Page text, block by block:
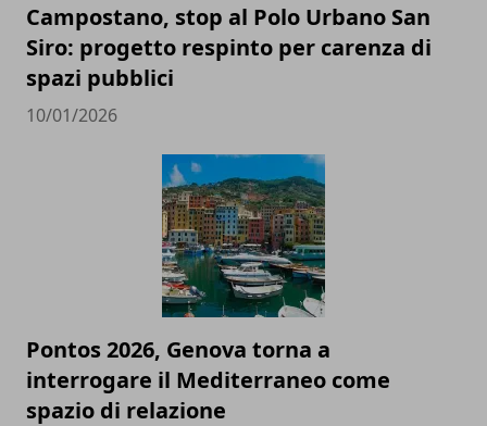
Campostano, stop al Polo Urbano San
Siro: progetto respinto per carenza di
spazi pubblici
10/01/2026
Pontos 2026, Genova torna a
interrogare il Mediterraneo come
spazio di relazione